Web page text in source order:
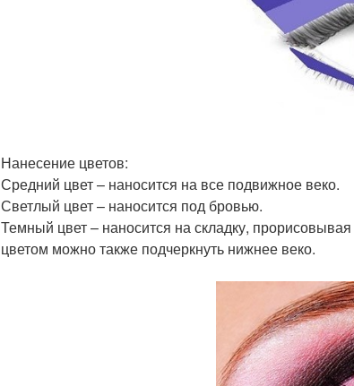
Нанесение цветов:
Средний цвет – наносится на все подвижное веко.
Светлый цвет – наносится под бровью.
Темный цвет – наносится на складку,
цветом можно также подчеркнуть нижнее веко.